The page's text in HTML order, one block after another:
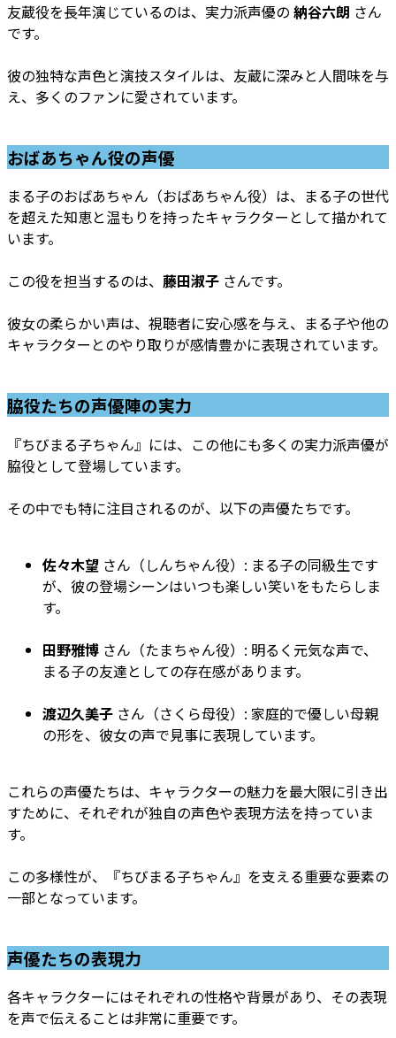
友蔵役を長年演じているのは、実力派声優の 納谷六朗 さん
です。
彼の独特な声色と演技スタイルは、友蔵に深みと人間味を与
え、多くのファンに愛されています。
おばあちゃん役の声優
まる子のおばあちゃん（おばあちゃん役）は、まる子の世代
を超えた知恵と温もりを持ったキャラクターとして描かれて
います。
この役を担当するのは、 藤田淑子 さんです。
彼女の柔らかい声は、視聴者に安心感を与え、まる子や他の
キャラクターとのやり取りが感情豊かに表現されています。
脇役たちの声優陣の実力
『ちびまる子ちゃん』には、この他にも多くの実力派声優が
脇役として登場しています。
その中でも特に注目されるのが、以下の声優たちです。
佐々木望 さん（しんちゃん役）: まる子の同級生です
が、彼の登場シーンはいつも楽しい笑いをもたらしま
す。
田野雅博 さん（たまちゃん役）: 明るく元気な声で、
まる子の友達としての存在感があります。
渡辺久美子 さん（さくら母役）: 家庭的で優しい母親
の形を、彼女の声で見事に表現しています。
これらの声優たちは、キャラクターの魅力を最大限に引き出
すために、それぞれが独自の声色や表現方法を持っていま
す。
この多様性が、『ちびまる子ちゃん』を支える重要な要素の
一部となっています。
声優たちの表現力
各キャラクターにはそれぞれの性格や背景があり、その表現
を声で伝えることは非常に重要です。